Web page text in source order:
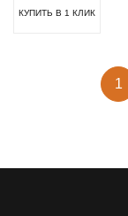
КУПИТЬ В 1 КЛИК
1